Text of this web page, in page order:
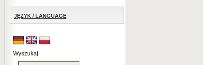
JĘZYK / LANGUAGE
Wyszukaj